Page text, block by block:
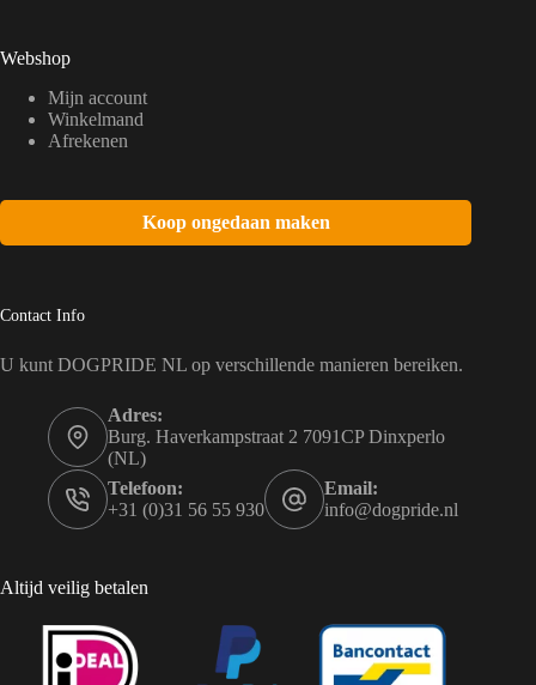
Webshop
Mijn account
Winkelmand
Afrekenen
Koop ongedaan maken
Contact Info
U kunt DOGPRIDE NL op verschillende manieren bereiken.
Adres:
Burg. Haverkampstraat 2 7091CP Dinxperlo
(NL)
Telefoon:
+31 (0)31 56 55 930
Email:
info@dogpride.nl
Altijd veilig betalen